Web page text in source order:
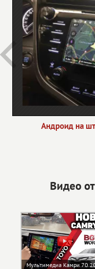
Андроид на
Видео
Мультимедиа Камри 70